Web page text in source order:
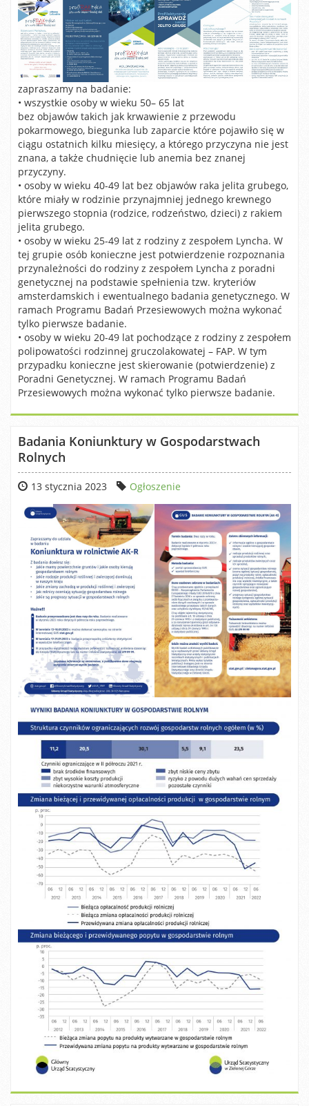
zapraszamy na badanie:
• wszystkie osoby w wieku 50– 65 lat
bez objawów takich jak krwawienie z przewodu
pokarmowego, biegunka lub zaparcie które pojawiło się w
ciągu ostatnich kilku miesięcy, a którego przyczyna nie jest
znana, a także chudnięcie lub anemia bez znanej
przyczyny.
• osoby w wieku 40-49 lat bez objawów raka jelita grubego,
które miały w rodzinie przynajmniej jednego krewnego
pierwszego stopnia (rodzice, rodzeństwo, dzieci) z rakiem
jelita grubego.
• osoby w wieku 25-49 lat z rodziny z zespołem Lyncha. W
tej grupie osób konieczne jest potwierdzenie rozpoznania
przynależności do rodziny z zespołem Lyncha z poradni
genetycznej na podstawie spełnienia tzw. kryteriów
amsterdamskich i ewentualnego badania genetycznego. W
ramach Programu Badań Przesiewowych można wykonać
tylko pierwsze badanie.
• osoby w wieku 20-49 lat pochodzące z rodziny z zespołem
polipowatości rodzinnej gruczolakowatej – FAP. W tym
przypadku konieczne jest skierowanie (potwierdzenie) z
Poradni Genetycznej. W ramach Programu Badań
Przesiewowych można wykonać tylko pierwsze badanie.
Badania Koniunktury w Gospodarstwach
Rolnych
13 stycznia 2023 Ogłoszenie